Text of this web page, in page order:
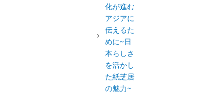
化が進む
アジアに
伝えるた
めに~日
本らしさ
を活かし
た紙芝居
の魅力~